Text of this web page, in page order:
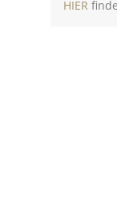
HIER